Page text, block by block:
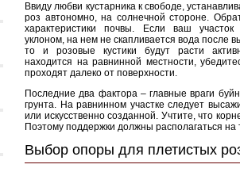
Ввиду любви кустарника к свободе,
роз автономно, на солнечной стороне.
характеристики почвы. Если ваш
уклоном, на нем не скапливается вода после
то и розовые кустики будут расти
находится на равнинной местности,
проходят далеко от поверхности.
Последние два фактора – главные враги
грунта. На равнинном участке следует
или искусственно созданной. Учтите, что
Поэтому поддержки должны располагаться
Выбор опоры для плетистых